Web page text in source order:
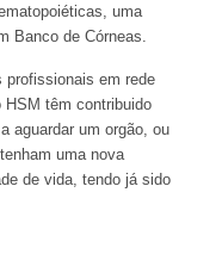
uma
Banco de Córneas.
profissionais em rede
têm contribuido
aguardar um orgão, ou
uma nova
de vida, tendo já sido